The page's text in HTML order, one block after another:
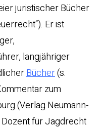
juristischer Bücher
Er ist
langjähriger
Bücher(s.
zum
(Verlag Neumann-
für Jagdrecht